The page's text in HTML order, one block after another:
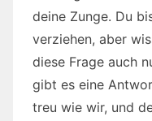
deine Zunge. Du
verziehen, aber
diese Frage auch
gibt es eine
treu wie wir, und